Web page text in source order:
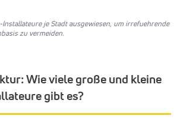
je Stadt ausgewiesen, um irrefuehrende
zu vermeiden.
Wie viele große und kleine
gibt es?